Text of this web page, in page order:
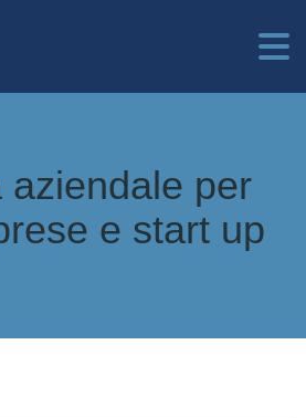
aziendale per
e start up